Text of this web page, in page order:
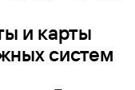
и карты
систем